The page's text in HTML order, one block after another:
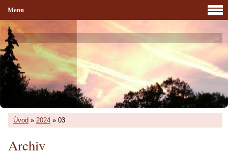
Úvod » 2024 » 03
Archiv
Menu